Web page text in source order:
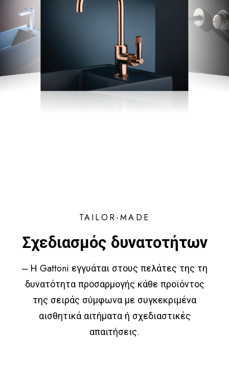
TAILOR-MADE
Σχεδιασμός δυνατοτήτων
– Η Gattoni εγγυάται στους πελάτες της τη
δυνατότητα προσαρμογής κάθε προϊόντος
της σειράς σύμφωνα με συγκεκριμένα
αισθητικά αιτήματα ή σχεδιαστικές
απαιτήσεις.